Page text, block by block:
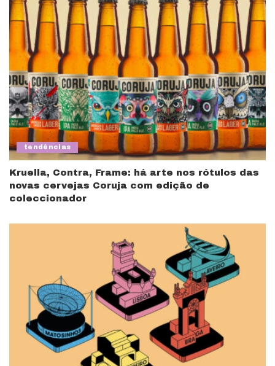
tendências
Kruella, Contra, Frame: há arte nos rótulos das
novas cervejas Coruja com edição de
coleccionador